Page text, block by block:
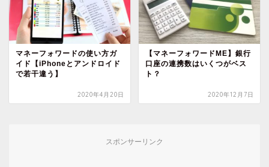
マネーフォワードの使い方ガ
イド【iPhoneとアンドロイド
で若干違う】
2020年4月20日
【マネーフォワードME】銀行
口座の連携数はいくつがベス
ト？
2020年12月7日
スポンサーリンク